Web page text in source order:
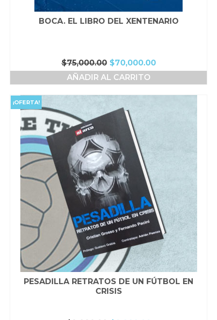
BOCA. EL LIBRO DEL XENTENARIO
$75,000.00 El
precio
original
$70,000.00El
precio
AÑADIR AL CARRITO
¡OFERTA!
PESADILLA RETRATOS DE UN FÚTBOL EN
CRISIS